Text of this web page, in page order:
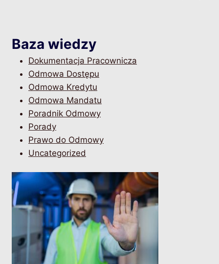
Baza wiedzy
Dokumentacja Pracownicza
Odmowa Dostępu
Odmowa Kredytu
Odmowa Mandatu
Poradnik Odmowy
Porady
Prawo do Odmowy
Uncategorized